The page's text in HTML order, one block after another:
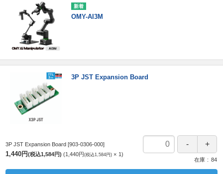
OMY-AI3M
3P JST Expansion Board
3P JST Expansion Board [903-0306-000]
1,440円(税込1,584円) 1,440円(税込1,584円)
1
在庫
84